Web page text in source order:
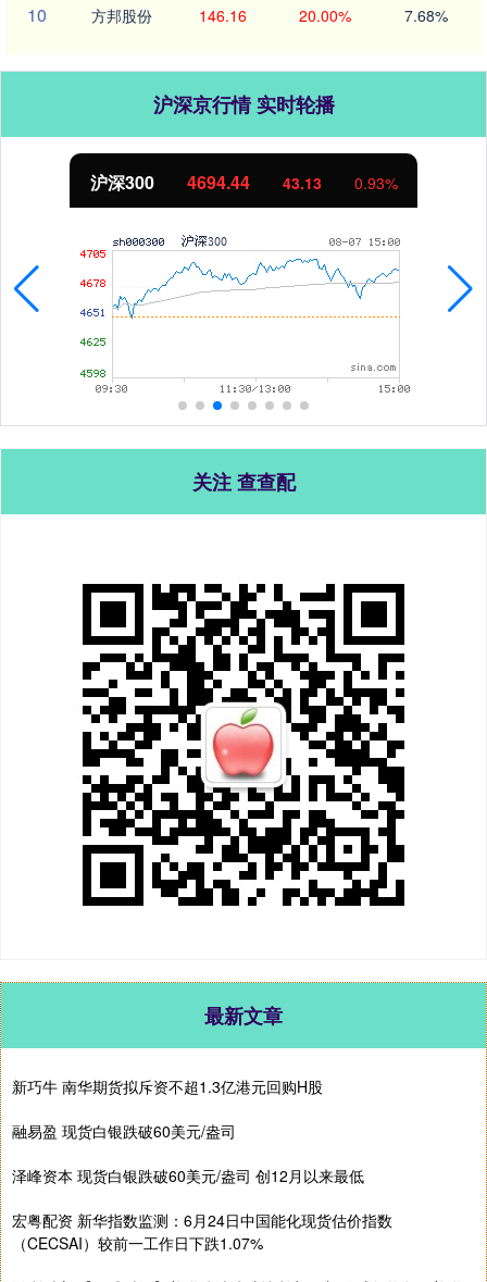
10 方邦股份 146.16 20.00% 7.68%
沪深京行情 实时轮播
沪深300 4694.44 43.13 0.93%
关注 查查配
最新文章
新巧牛 南华期货拟斥资不超1.3亿港元回购H股
融易盈 现货白银跌破60美元/盎司
泽峰资本 现货白银跌破60美元/盎司 创12月以来最低
宏粤配资 新华指数监测：6月24日中国能化现货估价指数
（CECSAI）较前一工作日下跌1.07%